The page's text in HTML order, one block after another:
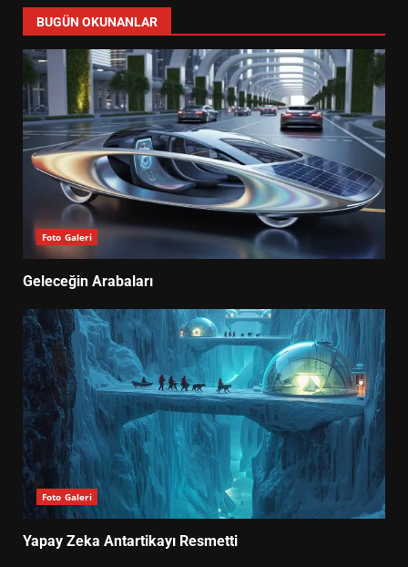
BUGÜN OKUNANLAR
Foto Galeri
Geleceğin Arabaları
Foto Galeri
Yapay Zeka Antartikayı Resmetti